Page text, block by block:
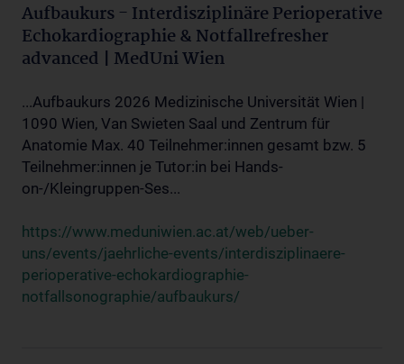
Aufbaukurs - Interdisziplinäre Perioperative
Echokardiographie & Notfallrefresher
advanced | MedUni Wien
...Aufbaukurs 2026 Medizinische Universität Wien |
1090 Wien, Van Swieten Saal und Zentrum für
Anatomie Max. 40 Teilnehmer:innen gesamt bzw. 5
Teilnehmer:innen je Tutor:in bei Hands-
on-/Kleingruppen-Ses...
https://www.meduniwien.ac.at/web/ueber-
uns/events/jaehrliche-events/interdisziplinaere-
perioperative-echokardiographie-
notfallsonographie/aufbaukurs/